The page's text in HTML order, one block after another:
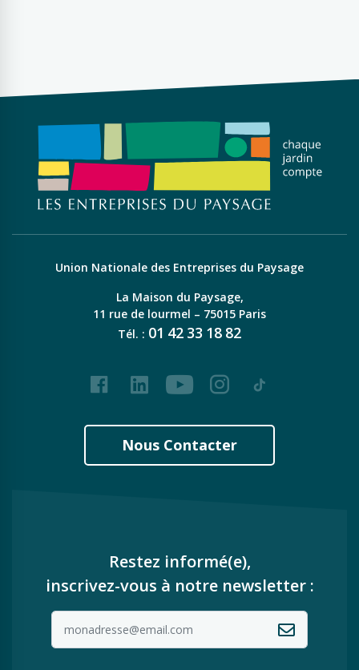
Union Nationale des Entreprises du Paysage
La Maison du Paysage,
11 rue de lourmel – 75015 Paris
Tél. : 01 42 33 18 82
FacebookLinkedInYoutubeInstagram
Tiktok
Nous Contacter
Restez informé(e),
inscrivez-vous à notre newsletter :